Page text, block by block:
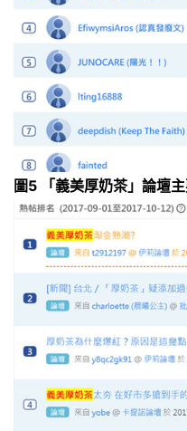
圖5 「義美厚奶茶」論壇